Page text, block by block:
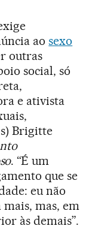
aosexo
outras
social, só
e ativista
Brigitte
. “É um
que se
eu não
mas, em
às demais”.